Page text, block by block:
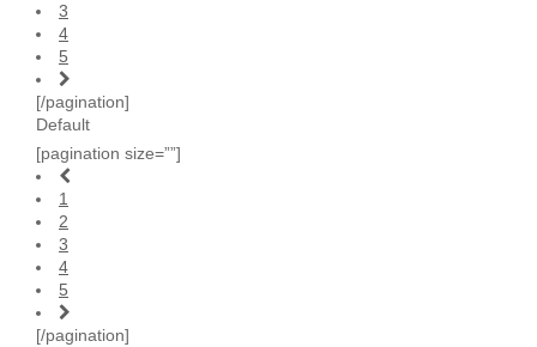
3
4
5
[/pagination]
Default
[pagination size=””]
1
2
3
4
5
[/pagination]